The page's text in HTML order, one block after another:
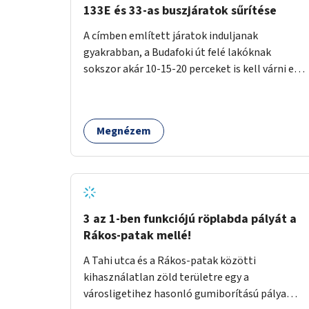
133E és 33-as buszjáratok sűrítése
A címben említett járatok induljanak
gyakrabban, a Budafoki út felé lakóknak
sokszor akár 10-15-20 perceket is kell várni egy
Megnézem
3 az 1-ben funkciójú röplabda pályát a
Rákos-patak mellé!
A Tahi utca és a Rákos-patak közötti
kihasználatlan zöld területre egy a
városligetihez hasonló gumiborítású pálya